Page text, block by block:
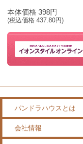
本体価格 398円
(税込価格 437.80円)
パンドラハウスとは
会社情報